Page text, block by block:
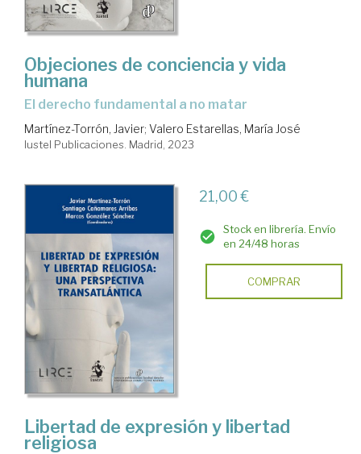
Objeciones de conciencia y vida
humana
el derecho fundamental a no matar
Martínez-Torrón, Javier; Valero Estarellas, María José
Iustel Publicaciones. Madrid, 2023
21,00 €
Stock en librería. Envío
en 24/48 horas
COMPRAR
Libertad de expresión y libertad
religiosa